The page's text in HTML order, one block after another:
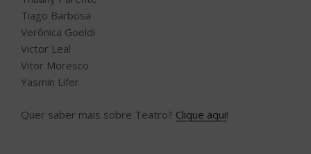
Tiago Barbosa
Verônica Goeldi
Victor Leal
Vitor Moresco
Yasmin Lifer
Quer saber mais sobre Teatro? Clique aqui!